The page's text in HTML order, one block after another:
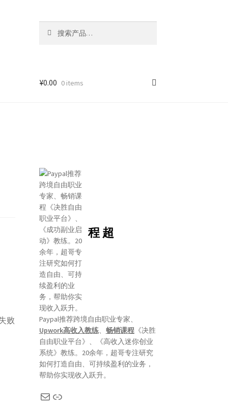
¥0.00 0 items
败
程 超
Paypal推荐跨境自由职业专家、
Upwork高收入教练、 畅销课程《决胜
自由职业平台》、《高收入迷你创业
系统》教练。20余年，超哥专注研究
如何打造自由、可持续盈利的业务，
帮助你实现收入跃升。